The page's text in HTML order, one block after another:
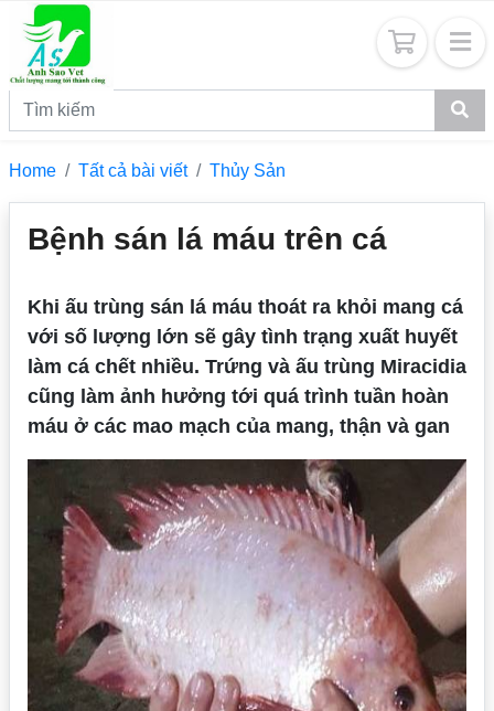
Home Tất cả bài viết Thủy Sản
Bệnh sán lá máu trên cá
Khi ấu trùng sán lá máu thoát ra khỏi mang cá
với số lượng lớn sẽ gây tình trạng xuất huyết
làm cá chết nhiều. Trứng và ấu trùng Miracidia
cũng làm ảnh hưởng tới quá trình tuần hoàn
máu ở các mao mạch của mang, thận và gan